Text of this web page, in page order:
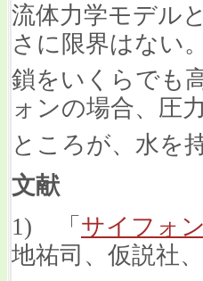
流体力学モデル
さに限界はない
鎖をいくらでも
ォンの場合、圧
ところが、水を
文献
1) 「 サイフォ
地祐司、仮説社